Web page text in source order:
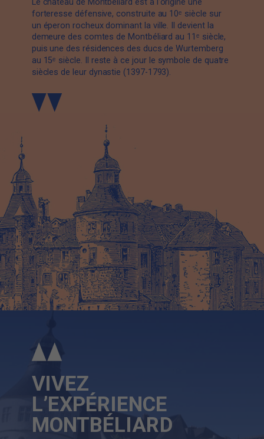
forteresse défensive, construite au 10ᵉ siècle sur
un éperon rocheux dominant la ville. Il devient la
demeure des comtes de Montbéliard au 11ᵉ siècle,
puis une des résidences des ducs de Wurtemberg
au 15ᵉ siècle. Il reste à ce jour le symbole de quatre
siècles de leur dynastie (1397-1793).
VIVEZ
L’EXPÉRIENCE
MONTBÉLIARD